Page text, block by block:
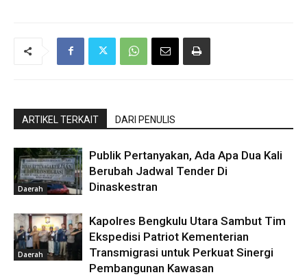
ARTIKEL TERKAIT DARI PENULIS
Daerah
Publik Pertanyakan, Ada Apa Dua Kali
Berubah Jadwal Tender Di
Dinaskestran
Daerah
Kapolres Bengkulu Utara Sambut Tim
Ekspedisi Patriot Kementerian
Transmigrasi untuk Perkuat Sinergi
Pembangunan Kawasan